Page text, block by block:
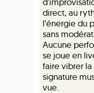
direct, au
l’énergie du
sans
Aucune
se joue en
faire vibrer
signature
vue.